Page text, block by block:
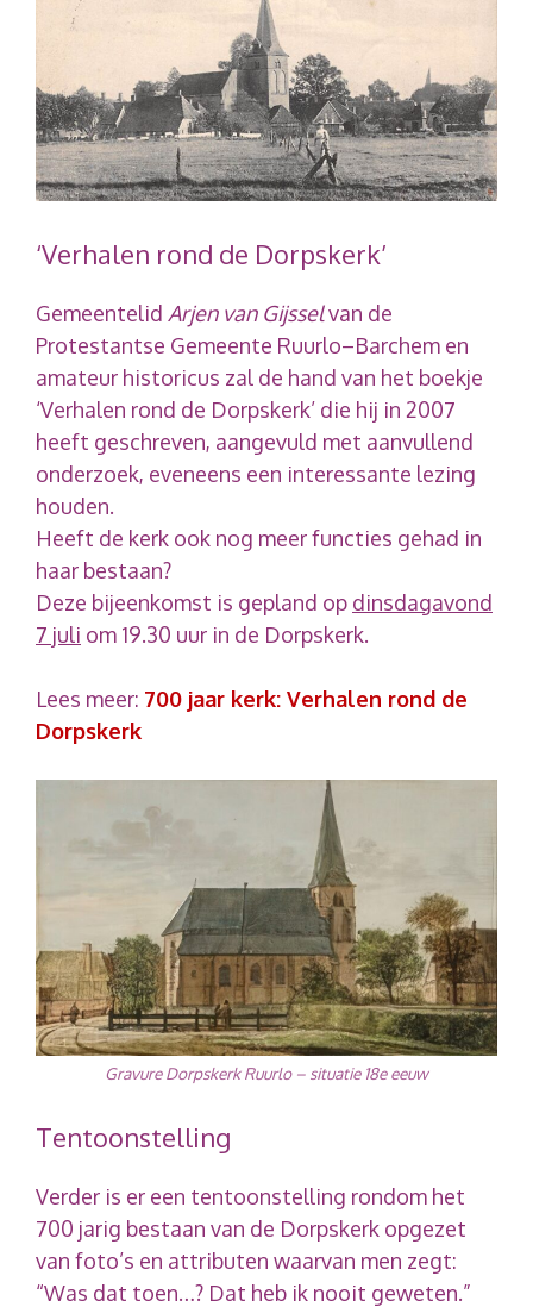
‘Verhalen rond de Dorpskerk’
Gemeentelid Arjen van Gijsselvan de
Protestantse Gemeente Ruurlo–Barchem en
amateur historicus zal de hand van het boekje
‘Verhalen rond de Dorpskerk’ die hij in 2007
heeft geschreven, aangevuld met aanvullend
onderzoek, eveneens een interessante lezing
houden.
Heeft de kerk ook nog meer functies gehad in
haar bestaan?
Deze bijeenkomst is gepland op dinsdagavond
7 juli om 19.30 uur in de Dorpskerk.
Lees meer: 700 jaar kerk: Verhalen rond de
Dorpskerk
Gravure Dorpskerk Ruurlo – situatie 18e eeuw
Tentoonstelling
Verder is er een tentoonstelling rondom het
700 jarig bestaan van de Dorpskerk opgezet
van foto’s en attributen waarvan men zegt:
“Was dat toen…? Dat heb ik nooit geweten.”